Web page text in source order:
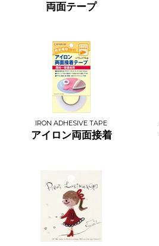
両面テープ
IRON ADHESIVE TAPE
アイロン両面接着